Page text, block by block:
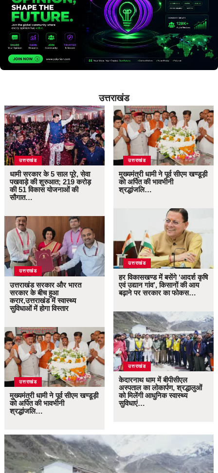
उत्तराखंड
उत्तराखंड
धामी सरकार के 5 साल पूरे, सेवा
पखवाड़े की शुरुआत; 219 करोड़
की 51 विकास योजनाओं की
सौगात…
उत्तराखंड
उत्तराखंड सरकार और भारत
सरकार के बीच हुआ
करार,उत्तराखंड में स्वास्थ्य
सुविधाओं में होगा विस्तार
उत्तराखंड
मुख्यमंत्री धामी ने पूर्व सीएम खण्डूड़ी
को अर्पित की भावभीनी
श्रद्धांजलि…
उत्तराखंड
मुख्यमंत्री धामी ने पूर्व सीएम खण्डूड़ी
को अर्पित की भावभीनी
श्रद्धांजलि…
उत्तराखंड
हर विकासखण्ड में बसेंगे ‘आदर्श कृषि
एवं उद्यान गांव’, किसानों की आय
बढ़ाने पर सरकार का फोकस…
उत्तराखंड
केदारनाथ धाम में बीपीसीएल
अस्पताल का लोकार्पण, श्रद्धालुओं
को मिलेंगी आधुनिक स्वास्थ्य
सुविधाएं…